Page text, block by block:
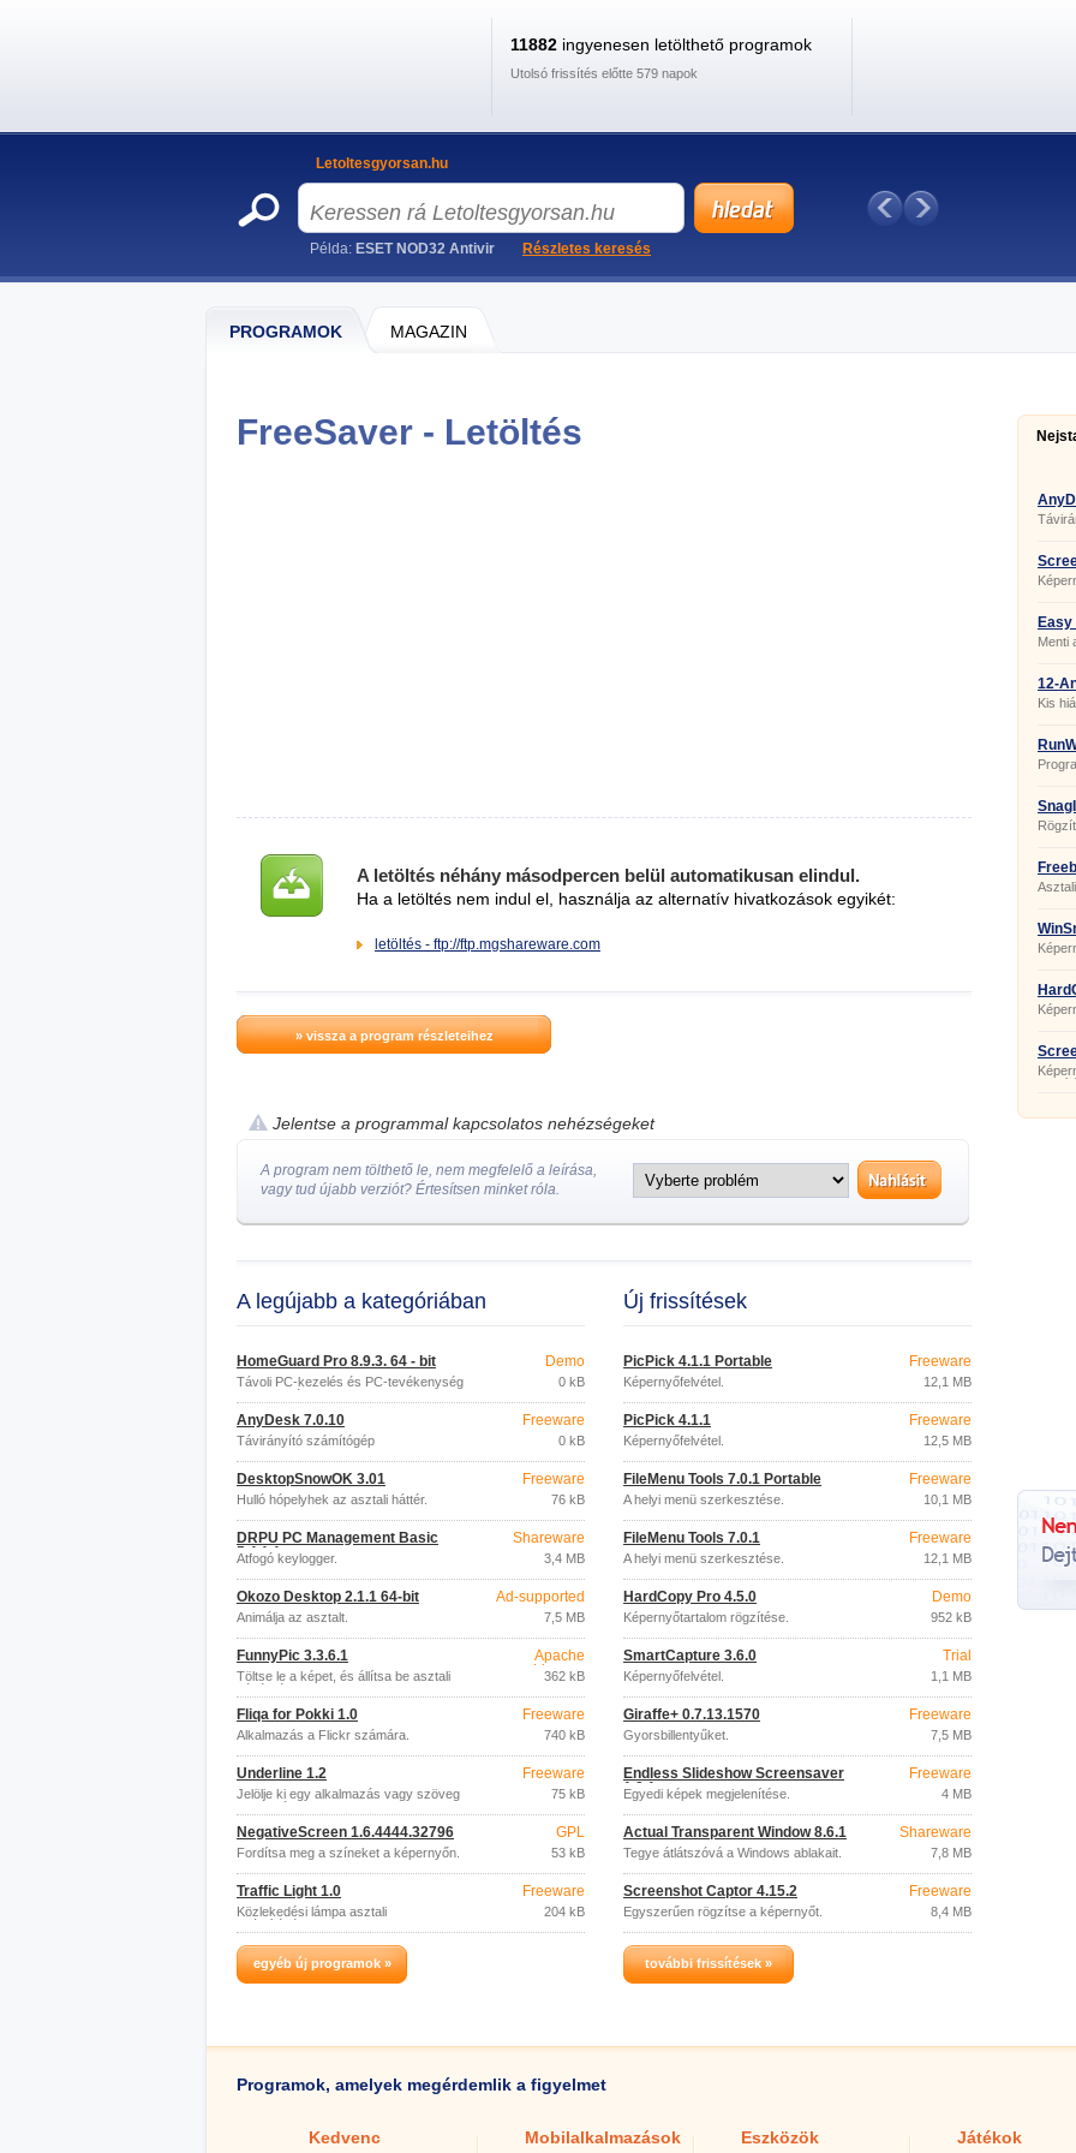
PROGRAMOK MAGAZIN
FreeSaver - Letöltés
A letöltés néhány másodpercen belül automatikusan elindul.
Ha a letöltés nem indul el, használja az alternatív hivatkozások egyikét:
letöltés - ftp://ftp.mgshareware.com
» vissza a program részleteihez
Jelentse a programmal kapcsolatos nehézségeket
A program nem tölthető le, nem megfelelő a leírása,
vagy tud újabb verziót? Értesítsen minket róla.
A legújabb a kategóriában
HomeGuard Pro 8.9.3. 64 - bit
Távoli PC-kezelés és PC-tevékenység
monitorozása
Demo
0 kB
AnyDesk 7.0.10
Távirányító számítógép
Freeware
0 kB
DesktopSnowOK 3.01
Hulló hópelyhek az asztali háttér.
Freeware
76 kB
DRPU PC Management Basic
5.4.1.1
Átfogó keylogger.
Shareware
3,4 MB
Okozo Desktop 2.1.1 64-bit
Animálja az asztalt.
Ad-supported
7,5 MB
FunnyPic 3.3.6.1
Töltse le a képet, és állítsa be asztali
háttérként.
Apache
License
362 kB
Fliqa for Pokki 1.0
Alkalmazás a Flickr számára.
Freeware
740 kB
Underline 1.2
Jelölje ki egy alkalmazás vagy szöveg
egyes részeit.
Freeware
75 kB
NegativeScreen 1.6.4444.32796
Fordítsa meg a színeket a képernyőn.
GPL
53 kB
Traffic Light 1.0
Közlekedési lámpa asztali
számítógéphez.
Freeware
204 kB
egyéb új programok »
Új frissítések
PicPick 4.1.1 Portable
Képernyőfelvétel.
Freeware
12,1 MB
PicPick 4.1.1
Képernyőfelvétel.
Freeware
12,5 MB
FileMenu Tools 7.0.1 Portable
A helyi menü szerkesztése.
Freeware
10,1 MB
FileMenu Tools 7.0.1
A helyi menü szerkesztése.
Freeware
12,1 MB
HardCopy Pro 4.5.0
Képernyőtartalom rögzítése.
Demo
952 kB
SmartCapture 3.6.0
Képernyőfelvétel.
Trial
1,1 MB
Giraffe+ 0.7.13.1570
Gyorsbillentyűket.
Freeware
7,5 MB
Endless Slideshow Screensaver
1.8.1
Egyedi képek megjelenítése.
Freeware
4 MB
Actual Transparent Window 8.6.1
Tegye átlátszóvá a Windows ablakait.
Shareware
7,8 MB
Screenshot Captor 4.15.2
Egyszerűen rögzítse a képernyőt.
Freeware
8,4 MB
további frissítések »
Menti
12-
Kis
Programok, amelyek megérdemlik a figyelmet
Kedvenc Mobilalkalmazások Eszközök Játékok
11882 ingyenesen letölthető programok
Utolsó frissítés előtte 579 napok
Letoltesgyorsan.hu
Példa: ESET NOD32 Antivir Részletes keresés